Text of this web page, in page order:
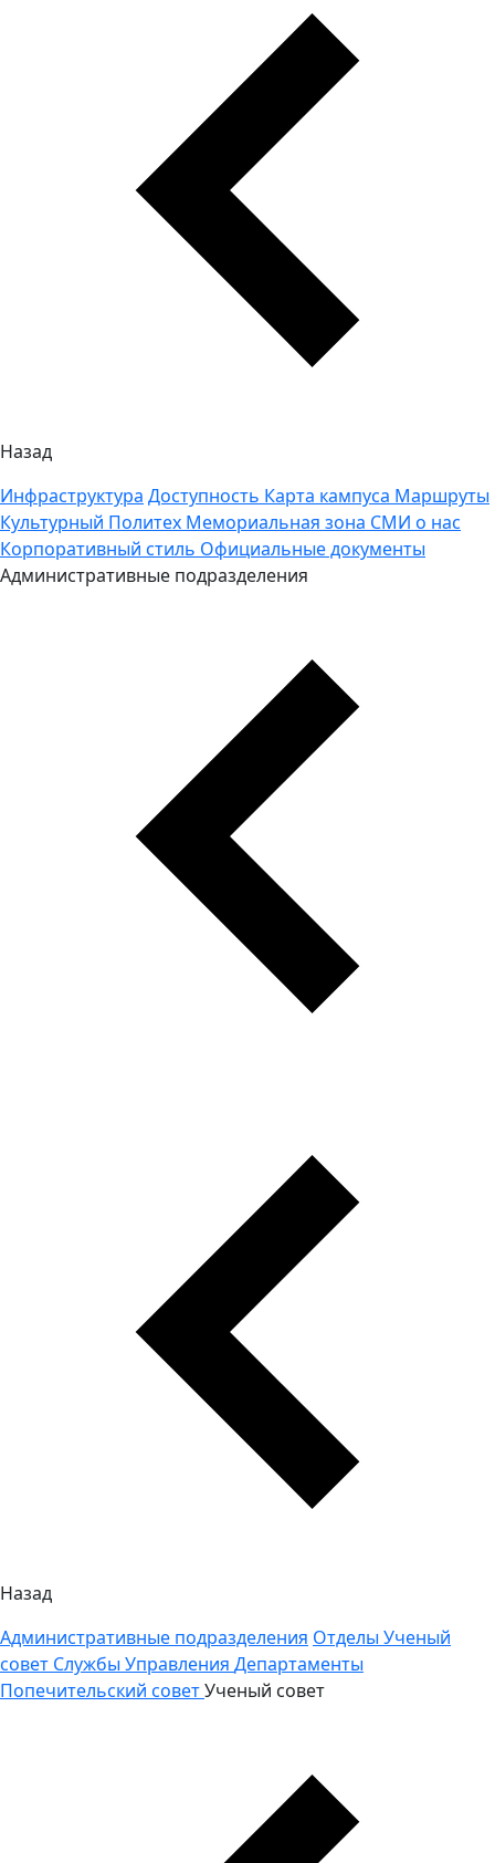
Назад
Инфраструктура Доступность Карта кампуса Маршруты
Культурный Политех Мемориальная зона СМИ о нас
Корпоративный стиль Официальные документы
Административные подразделения
Назад
Административные подразделения Отделы Ученый
совет Службы Управления Департаменты
Попечительский советУченый совет